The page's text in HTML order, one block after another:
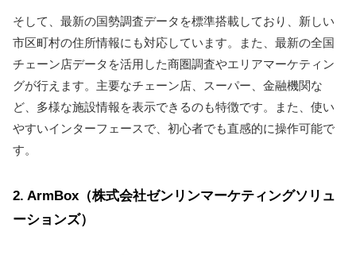
そして、最新の国勢調査データを標準搭載しており、新しい
市区町村の住所情報にも対応しています。また、最新の全国
チェーン店データを活用した商圏調査やエリアマーケティン
グが行えます。主要なチェーン店、スーパー、金融機関な
ど、多様な施設情報を表示できるのも特徴です。また、使い
やすいインターフェースで、初心者でも直感的に操作可能で
す。
2. ArmBox（株式会社ゼンリンマーケティングソリュ
ーションズ）